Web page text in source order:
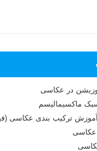
در عکاسی
آموزش ترکیب بندی عکاسی
عکاسی